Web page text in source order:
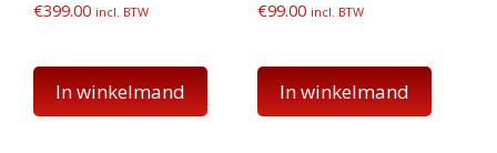
€399.00 incl. BTW
In winkelmand
€99.00 incl. BTW
In winkelmand